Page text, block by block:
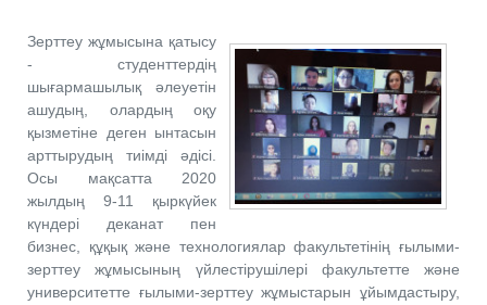
Зерттеу жұмысына қатысу
- студенттердің
шығармашылық әлеуетін
ашудың, олардың оқу
қызметіне деген ынтасын
арттырудың тиімді әдісі.
Осы мақсатта 2020
жылдың 9-11 қыркүйек
күндері деканат пен
бизнес, құқық және технологиялар факультетінің ғылыми-
зерттеу жұмысының үйлестірушілері факультетте және
университетте ғылыми-зерттеу жұмыстарын ұйымдастыру,